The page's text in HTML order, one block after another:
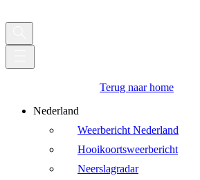
Terug naar home
Nederland
Weerbericht Nederland
Hooikoortsweerbericht
Neerslagradar